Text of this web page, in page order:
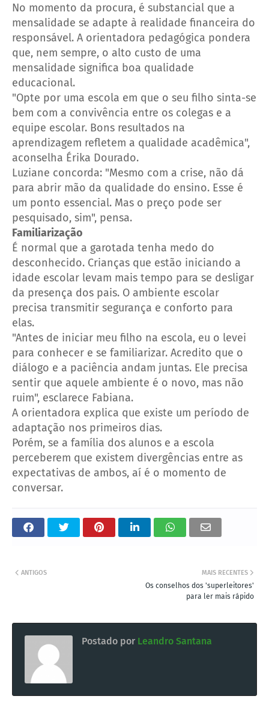
No momento da procura, é substancial que a
mensalidade se adapte à realidade financeira do
responsável. A orientadora pedagógica pondera
que, nem sempre, o alto custo de uma
mensalidade significa boa qualidade
educacional.
"Opte por uma escola em que o seu filho sinta-se
bem com a convivência entre os colegas e a
equipe escolar. Bons resultados na
aprendizagem refletem a qualidade acadêmica",
aconselha Érika Dourado.
Luziane concorda: "Mesmo com a crise, não dá
para abrir mão da qualidade do ensino. Esse é
um ponto essencial. Mas o preço pode ser
pesquisado, sim", pensa.
Familiarização
É normal que a garotada tenha medo do
desconhecido. Crianças que estão iniciando a
idade escolar levam mais tempo para se desligar
da presença dos pais. O ambiente escolar
precisa transmitir segurança e conforto para
elas.
"Antes de iniciar meu filho na escola, eu o levei
para conhecer e se familiarizar. Acredito que o
diálogo e a paciência andam juntas. Ele precisa
sentir que aquele ambiente é o novo, mas não
ruim", esclarece Fabiana.
A orientadora explica que existe um período de
adaptação nos primeiros dias.
Porém, se a família dos alunos e a escola
perceberem que existem divergências entre as
expectativas de ambos, aí é o momento de
conversar.
MAIS RECENTES
Os conselhos dos 'superleitores'
para ler mais rápido
ANTIGOS
Postado por Leandro Santana